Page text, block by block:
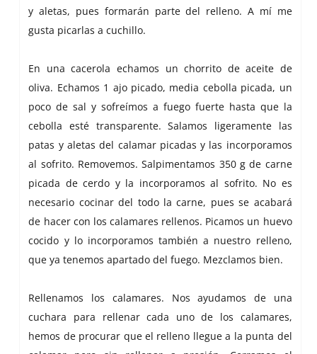
y aletas, pues formarán parte del relleno. A mí me
gusta picarlas a cuchillo.
En una cacerola echamos un chorrito de aceite de
oliva. Echamos 1 ajo picado, media cebolla picada, un
poco de sal y sofreímos a fuego fuerte hasta que la
cebolla esté transparente. Salamos ligeramente las
patas y aletas del calamar picadas y las incorporamos
al sofrito. Removemos. Salpimentamos 350 g de carne
picada de cerdo y la incorporamos al sofrito. No es
necesario cocinar del todo la carne, pues se acabará
de hacer con los calamares rellenos. Picamos un huevo
cocido y lo incorporamos también a nuestro relleno,
que ya tenemos apartado del fuego. Mezclamos bien.
Rellenamos los calamares. Nos ayudamos de una
cuchara para rellenar cada uno de los calamares,
hemos de procurar que el relleno llegue a la punta del